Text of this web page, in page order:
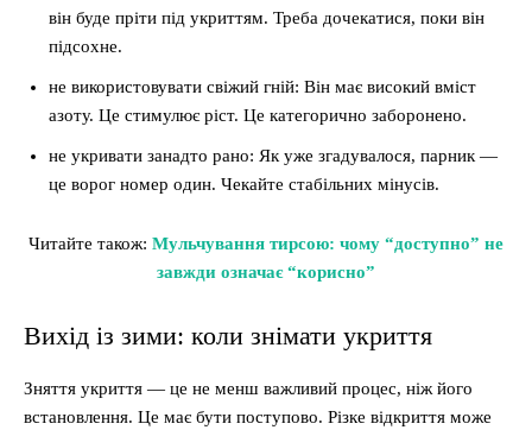
він буде пріти під укриттям. Треба дочекатися, поки він
підсохне.
не використовувати свіжий гній: Він має високий вміст
азоту. Це стимулює ріст. Це категорично заборонено.
не укривати занадто рано: Як уже згадувалося, парник —
це ворог номер один. Чекайте стабільних мінусів.
Читайте також: Мульчування тирсою: чому “доступно” не
завжди означає “корисно”
Вихід із зими: коли знімати укриття
Зняття укриття — це не менш важливий процес, ніж його
встановлення. Це має бути поступово. Різке відкриття може